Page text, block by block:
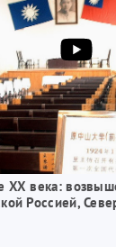
XX века:
Россией,